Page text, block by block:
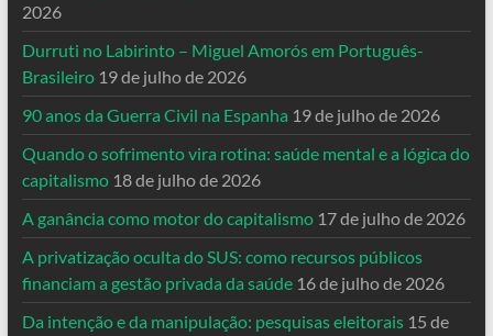
2026
Durruti no Labirinto – Miguel Amorós em Português-
Brasileiro 19 de julho de 2026
90 anos da Guerra Civil na Espanha 19 de julho de 2026
Quando o sofrimento vira rotina: saúde mental e a lógica do
capitalismo 18 de julho de 2026
A ganância como motor do capitalismo 17 de julho de 2026
A privatização oculta do SUS: como recursos públicos
financiam a gestão privada da saúde 16 de julho de 2026
Da intenção e da manipulação: pesquisas eleitorais 15 de